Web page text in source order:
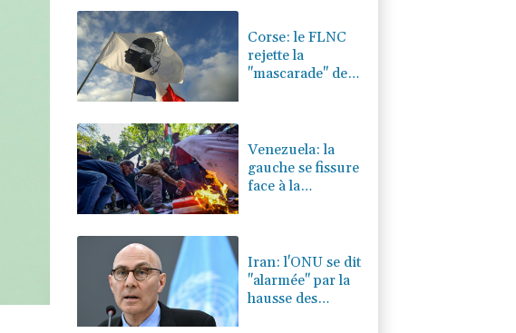
Corse: le FLNC
rejette la
"mascarade" de
venant vivre sur
l'île
Venezuela: la
gauche se fissure
face à la
Iran: l'ONU se dit
"alarmée" par la
hausse des